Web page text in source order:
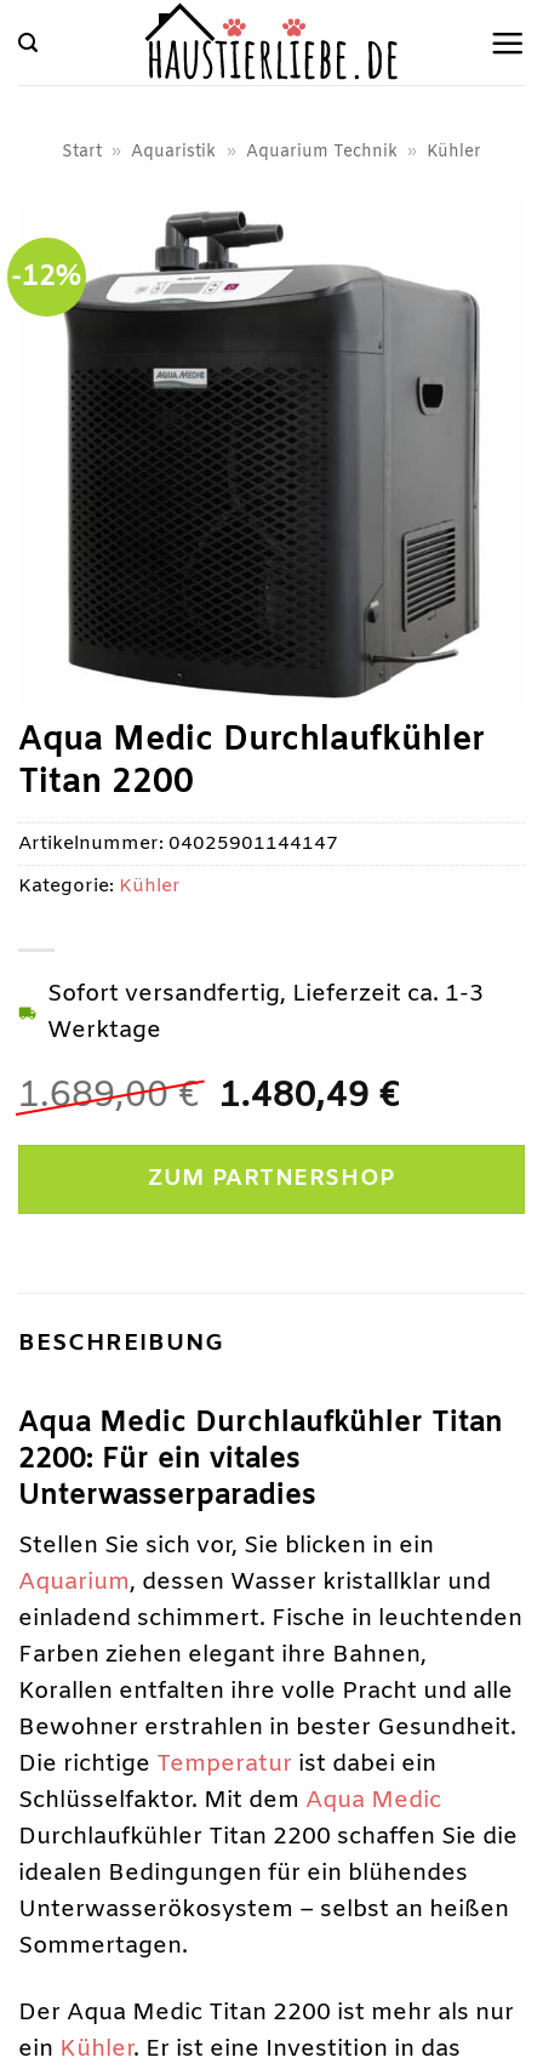
Inhalt
springen
Start » Aquaristik » Aquarium Technik » Kühler
-12%
Aqua Medic Durchlaufkühler
Titan 2200
1.689,00€ Ursprünglicher
war:
1.689,00 €
1.480,49 €
Sofort versandfertig, Lieferzeit ca. 1-3
Werktage
ZUM PARTNERSHOP
Artikelnummer: 04025901144147
Kategorie: Kühler
BESCHREIBUNG
Aqua Medic Durchlaufkühler Titan
2200: Für ein vitales
Unterwasserparadies
Stellen Sie sich vor, Sie blicken in ein
Aquarium, dessen Wasser kristallklar und
einladend schimmert. Fische in leuchtenden
Farben ziehen elegant ihre Bahnen,
Korallen entfalten ihre volle Pracht und alle
Bewohner erstrahlen in bester Gesundheit.
Die richtige Temperatur ist dabei ein
Schlüsselfaktor. Mit dem Aqua Medic
Durchlaufkühler Titan 2200 schaffen Sie die
idealen Bedingungen für ein blühendes
Unterwasserökosystem – selbst an heißen
Sommertagen.
Der Aqua Medic Titan 2200 ist mehr als nur
ein Kühler. Er ist eine Investition in das